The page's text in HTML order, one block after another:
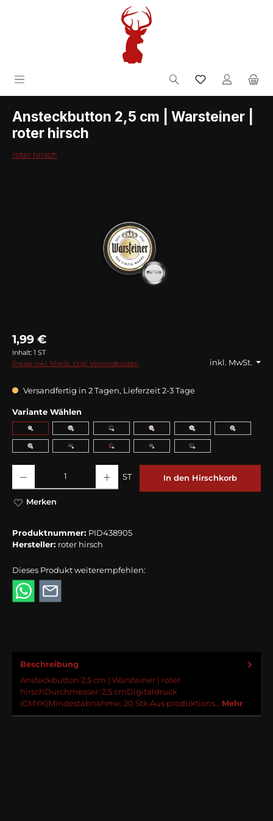
Ansteckbutton 2,5 cm | Warsteiner |
roter hirsch
roter hirsch
1,99 €
Inhalt: 1 ST
inkl. MwSt.
Preise inkl. MwSt. zzgl. Versandkosten
Versandfertig in 2 Tagen, Lieferzeit 2-3 Tage
Variante Wählen
ST In den Hirschkorb
Merken
Produktnummer: PID438905
Hersteller: roter hirsch
Dieses Produkt weiterempfehlen:
Beschreibung
Ansteckbutton 2,5 cm | Warsteiner | roter
hirschDurchmesser: 2,5 cmDigitaldruck
(CMYK)Mindestabnahme: 20 Stk.Aus produktions… Mehr